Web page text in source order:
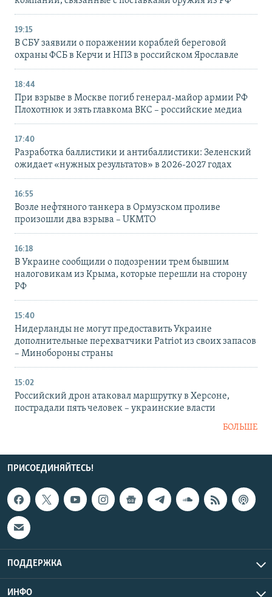
19:15
В СБУ заявили о поражении кораблей береговой
охраны ФСБ в Керчи и НПЗ в российском Ярославле
18:44
При взрыве в Москве погиб генерал-майор армии РФ
Плохотнюк и зять главкома ВКС – российские медиа
17:40
Разработка баллистики и антибаллистики: Зеленский
ожидает «нужных результатов» в 2026-2027 годах
16:55
Возле нефтяного танкера в Ормузском проливе
произошли два взрыва – UKMTO
16:18
В Украине сообщили о подозрении трем бывшим
налоговикам из Крыма, которые перешли на сторону
РФ
15:40
Нидерланды не могут предоставить Украине
дополнительные перехватчики Patriot из своих запасов
– Минобороны страны
15:02
Российский дрон атаковал маршрутку в Херсоне,
пострадали пять человек – украинские власти
БОЛЬШЕ
ПРИСОЕДИНЯЙТЕСЬ!
ПОДДЕРЖКА
ИНФО